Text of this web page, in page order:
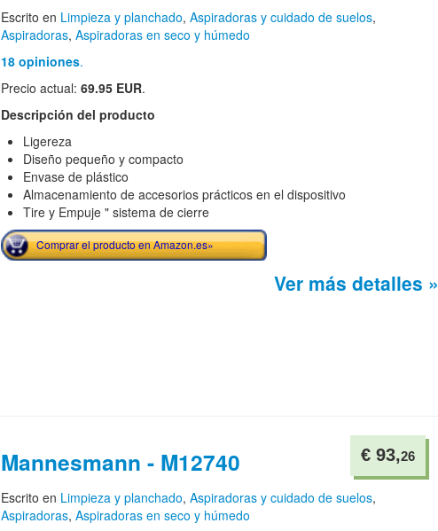
Escrito en Limpieza y planchado, Aspiradoras y cuidado de suelos,
Aspiradoras, Aspiradoras en seco y húmedo
18 opiniones.
Precio actual: 69.95 EUR.
Descripción del producto
Ligereza
Diseño pequeño y compacto
Envase de plástico
Almacenamiento de accesorios prácticos en el dispositivo
Tire y Empuje " sistema de cierre
Comprar el producto en Amazon.es»
Ver más detalles »
€ 93,26
Mannesmann - M12740
Escrito en Limpieza y planchado, Aspiradoras y cuidado de suelos,
Aspiradoras, Aspiradoras en seco y húmedo